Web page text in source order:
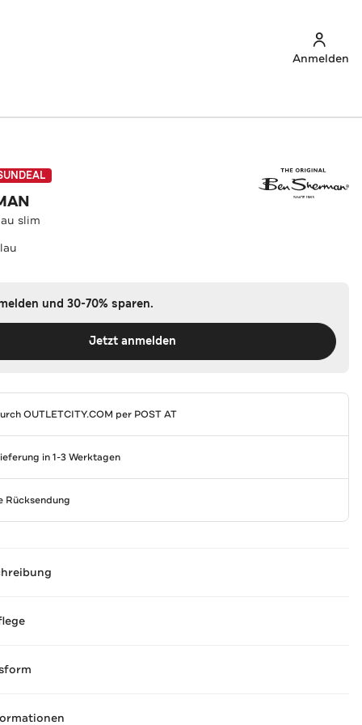
Anmelden
slim
und 30-70% sparen.
Jetzt anmelden
OUTLETCITY.COM per POST AT
in 1-3 Werktagen
Rücksendung